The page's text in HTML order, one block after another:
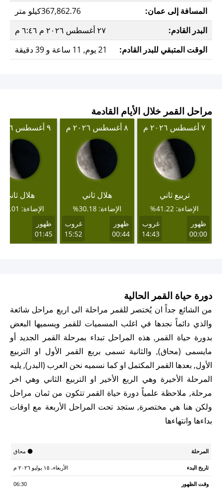
المسافة إلى عمان:
367,862.76كيلو متر
البدر القادم:
٢٧ أغسطس ٢٠٢٦ م ٦:٤٦ م
الوقت المتبقي للبدر القادم:
21 يوم, 11 ساعة و 39 دقيقة
مراحل القمر خلال الأيام القادمة
٧ أغسطس ٢٠٢٦ م
تربيع ثاني
الإضاءة: 41.22%
ظهور
00:00
غروب
14:43
٨ أغسطس ٢٠٢٦ م
هلال ثاني
الإضاءة: 30.18%
ظهور
00:44
غروب
15:52
٩ أغسطس ٢٠٢٦ م
هلال ثاني
الإضاءة: 20.01%
ظهور
01:45
دورة حياة القمر الحالية
من الشائع جداً ان يُختصر للقمر مراحلة الى اربع مراحل شائعة
والذي دائماً نجدها في اغلب المسميات للقمر ويسميها البعض
بدورة حياة القمر, هذه المراحل تبداء بمرحلة القمر الجديد أو
مايسمى (محاق), والثانية تسمى بربع القمر الأول او التربيع
الأول, بعدها القمر المكتمل او كما نسميه نحن العرب (البدر), يليه
المرحلة الأخيرة وهي الربع الأخير او التربيع الثاني وهي اخر
مرحلة, ملاحظة علمياً دورة حياة القمر تتكون من ثمان مراحل
ولكن هنا هي مختصرة, ستجد تحت المراحل الأربعة مع اوقات
بداءها وانتهاءها
🌑 محاق
الأربعاء، ١٥ يوليو ٢٠٢٦ م
06:30